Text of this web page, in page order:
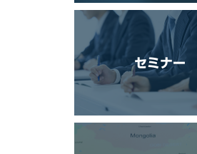
セミナー